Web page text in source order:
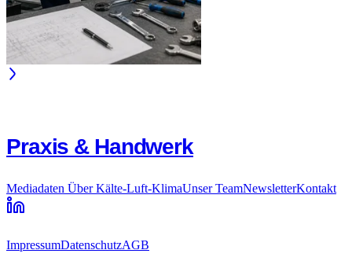
Praxis & Handwerk
Mediadaten Über Kälte-Luft-KlimaUnser TeamNewsletterKontakt
ImpressumDatenschutzAGB